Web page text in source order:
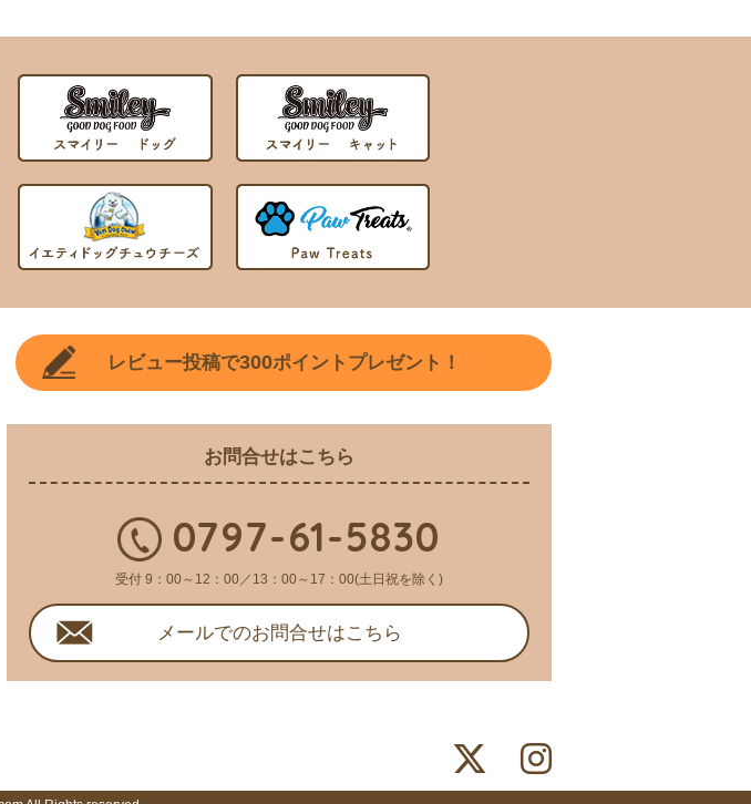
レビュー投稿で300ポイントプレゼント！
お問合せはこちら
0797-61-5830
受付 9：00～12：00／13：00～17：00(土日祝を除く)
メールでのお問合せはこちら